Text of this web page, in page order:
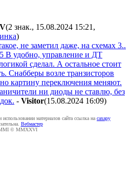
(2 знак., 15.08.2024 15:21 ,
)
не заметил даже, на схемах 3..
В удобно, управление и ДТ
сделал. А остальное стоит
Снабберы возле транзисторов
картину переключения меняют.
ни диоды не ставлю, без
- Visitor(15.08.2024 16:09)
материалов сайта ссылка на caxapу
Вебмастер
© MMXXVI